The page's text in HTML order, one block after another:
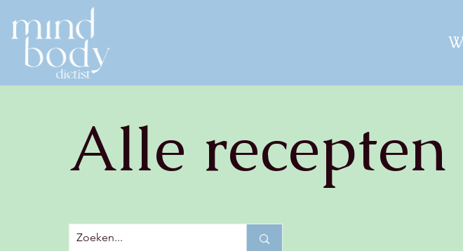
Alle recepten